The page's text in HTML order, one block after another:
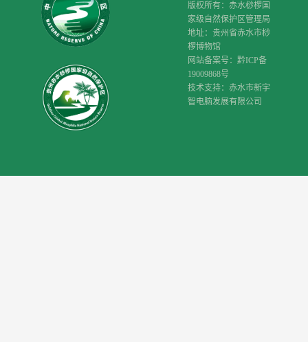
版权所有：赤水桫椤国
家级自然保护区管理局
地址：贵州省赤水市桫
椤博物馆
网站备案号：黔ICP备
19009868号
技术支持：赤水市新宇
智电脑发展有限公司